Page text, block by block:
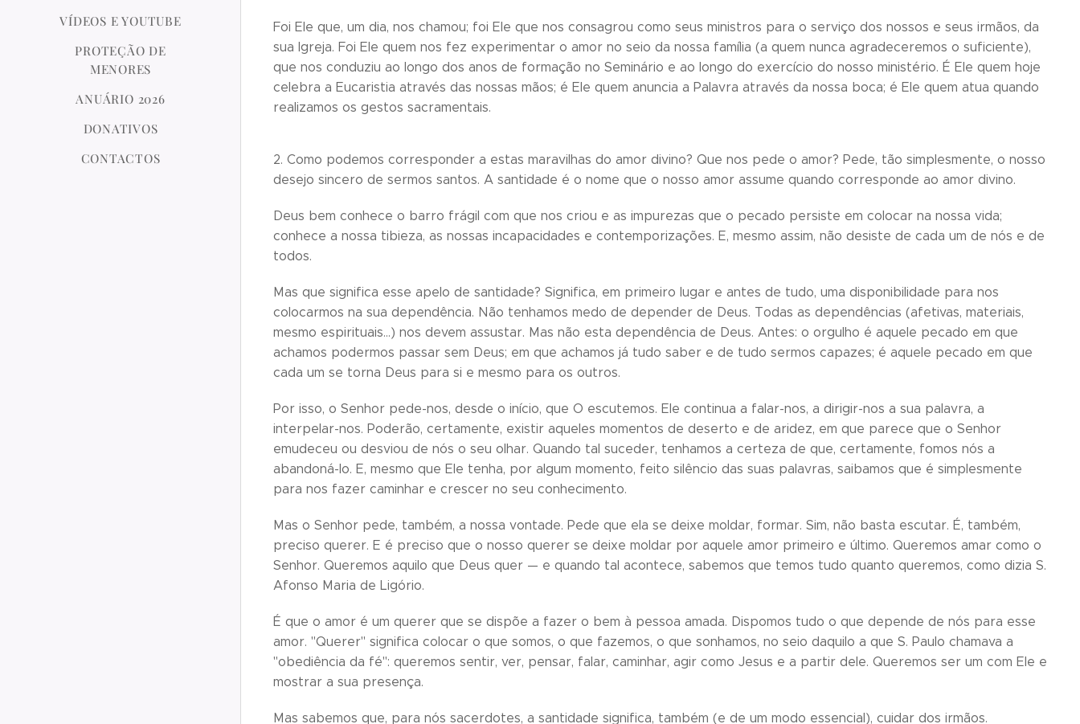
VÍDEOS E YOUTUBE
PROTEÇÃO DE
MENORES
ANUÁRIO 2026
DONATIVOS
CONTACTOS
Foi Ele que, um dia, nos chamou; foi Ele que nos consagrou como seus ministros para o serviço dos nossos e seus irmãos, da
sua Igreja. Foi Ele quem nos fez experimentar o amor no seio da nossa família (a quem nunca agradeceremos o suficiente),
que nos conduziu ao longo dos anos de formação no Seminário e ao longo do exercício do nosso ministério. É Ele quem hoje
celebra a Eucaristia através das nossas mãos; é Ele quem anuncia a Palavra através da nossa boca; é Ele quem atua quando
realizamos os gestos sacramentais.
2. Como podemos corresponder a estas maravilhas do amor divino? Que nos pede o amor? Pede, tão simplesmente, o nosso
desejo sincero de sermos santos. A santidade é o nome que o nosso amor assume quando corresponde ao amor divino.
Deus bem conhece o barro frágil com que nos criou e as impurezas que o pecado persiste em colocar na nossa vida;
conhece a nossa tibieza, as nossas incapacidades e contemporizações. E, mesmo assim, não desiste de cada um de nós e de
todos.
Mas que significa esse apelo de santidade? Significa, em primeiro lugar e antes de tudo, uma disponibilidade para nos
colocarmos na sua dependência. Não tenhamos medo de depender de Deus. Todas as dependências (afetivas, materiais,
mesmo espirituais…) nos devem assustar. Mas não esta dependência de Deus. Antes: o orgulho é aquele pecado em que
achamos podermos passar sem Deus; em que achamos já tudo saber e de tudo sermos capazes; é aquele pecado em que
cada um se torna Deus para si e mesmo para os outros.
Por isso, o Senhor pede-nos, desde o início, que O escutemos. Ele continua a falar-nos, a dirigir-nos a sua palavra, a
interpelar-nos. Poderão, certamente, existir aqueles momentos de deserto e de aridez, em que parece que o Senhor
emudeceu ou desviou de nós o seu olhar. Quando tal suceder, tenhamos a certeza de que, certamente, fomos nós a
abandoná-lo. E, mesmo que Ele tenha, por algum momento, feito silêncio das suas palavras, saibamos que é simplesmente
para nos fazer caminhar e crescer no seu conhecimento.
Mas o Senhor pede, também, a nossa vontade. Pede que ela se deixe moldar, formar. Sim, não basta escutar. É, também,
preciso querer. E é preciso que o nosso querer se deixe moldar por aquele amor primeiro e último. Queremos amar como o
Senhor. Queremos aquilo que Deus quer — e quando tal acontece, sabemos que temos tudo quanto queremos, como dizia S.
Afonso Maria de Ligório.
É que o amor é um querer que se dispõe a fazer o bem à pessoa amada. Dispomos tudo o que depende de nós para esse
amor. "Querer" significa colocar o que somos, o que fazemos, o que sonhamos, no seio daquilo a que S. Paulo chamava a
"obediência da fé": queremos sentir, ver, pensar, falar, caminhar, agir como Jesus e a partir dele. Queremos ser um com Ele e
mostrar a sua presença.
Mas sabemos que, para nós sacerdotes, a santidade significa, também (e de um modo essencial), cuidar dos irmãos.